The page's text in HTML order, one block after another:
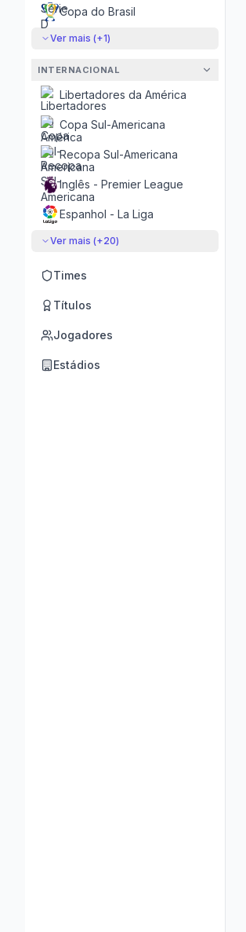
Copa do Brasil
Ver mais (+1)
INTERNACIONAL
Libertadores da América
Copa Sul-Americana
Recopa Sul-Americana
Inglês - Premier League
Espanhol - La Liga
Ver mais (+20)
Times
Títulos
Jogadores
Estádios